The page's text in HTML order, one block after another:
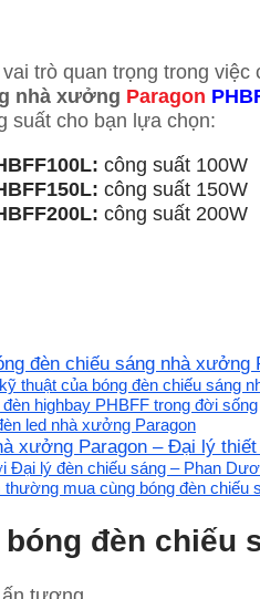
trò quan trọng trong việc
nhà xưởng Paragon
suất cho bạn lựa chọn:
công suất 100W
công suất 150W
công suất 200W
đèn chiếu sáng nhà xưởng
thuật của bóng đèn chiếu sáng
highbay PHBFF trong đời sống
led nhà xưởng Paragon
xưởng Paragon – Đại lý
Đại lý đèn chiếu sáng – Phan
thường mua cùng bóng đèn chiếu
đèn chiếu